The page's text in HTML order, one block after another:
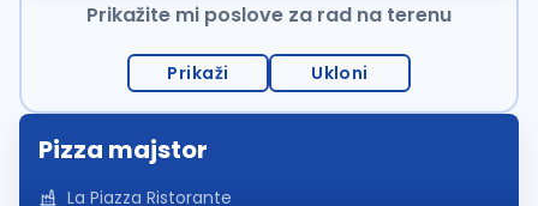
Prikažite mi poslove za rad na terenu
Prikaži Ukloni
Pizza majstor
La Piazza Ristorante